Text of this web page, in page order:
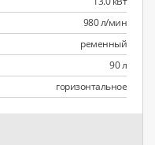
980 л/мин
ременный
90 л
горизонтальное